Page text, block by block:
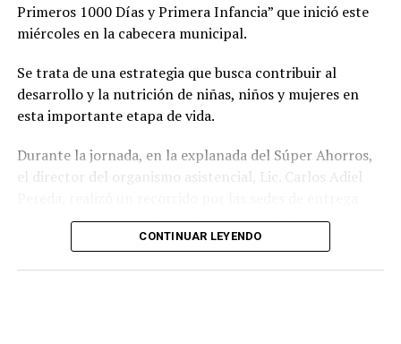
Primeros 1000 Días y Primera Infancia” que inició este
miércoles en la cabecera municipal.
Se trata de una estrategia que busca contribuir al
desarrollo y la nutrición de niñas, niños y mujeres en
esta importante etapa de vida.
Durante la jornada, en la explanada del Súper Ahorros,
el director del organismo asistencial, Lic. Carlos Adiel
para supervisar las actividades desarrolladas por el área
de Plan Alimentario, reconociendo el compromiso y la
CONTINUAR LEYENDO